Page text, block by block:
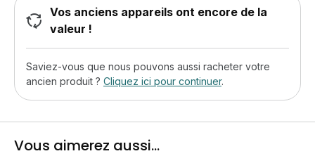
Vos anciens appareils ont encore de la
valeur !
Saviez-vous que nous pouvons aussi racheter votre
ancien produit ? Cliquez ici pour continuer.
Vous aimerez aussi...